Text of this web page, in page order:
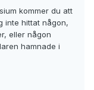
kommer du att
inte hittat någon,
eller någon
hamnade i